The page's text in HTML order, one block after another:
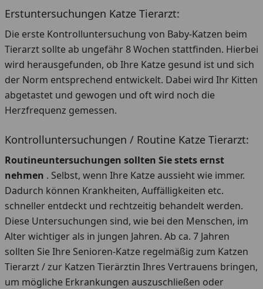
Erstuntersuchungen Katze Tierarzt:
Die erste Kontrolluntersuchung von Baby-Katzen beim
Tierarzt sollte ab ungefähr 8 Wochen stattfinden. Hierbei
wird herausgefunden, ob Ihre Katze gesund ist und sich
der Norm entsprechend entwickelt. Dabei wird Ihr Kitten
abgetastet und gewogen und oft wird noch die
Herzfrequenz gemessen.
Kontrolluntersuchungen / Routine Katze Tierarzt:
Routineuntersuchungen sollten Sie stets ernst
nehmen . Selbst, wenn Ihre Katze aussieht wie immer.
Dadurch können Krankheiten, Auffälligkeiten etc.
schneller entdeckt und rechtzeitig behandelt werden.
Diese Untersuchungen sind, wie bei den Menschen, im
Alter wichtiger als in jungen Jahren. Ab ca. 7 Jahren
sollten Sie Ihre Senioren-Katze regelmäßig zum Katzen
Tierarzt / zur Katzen Tierärztin Ihres Vertrauens bringen,
um mögliche Erkrankungen auszuschließen oder